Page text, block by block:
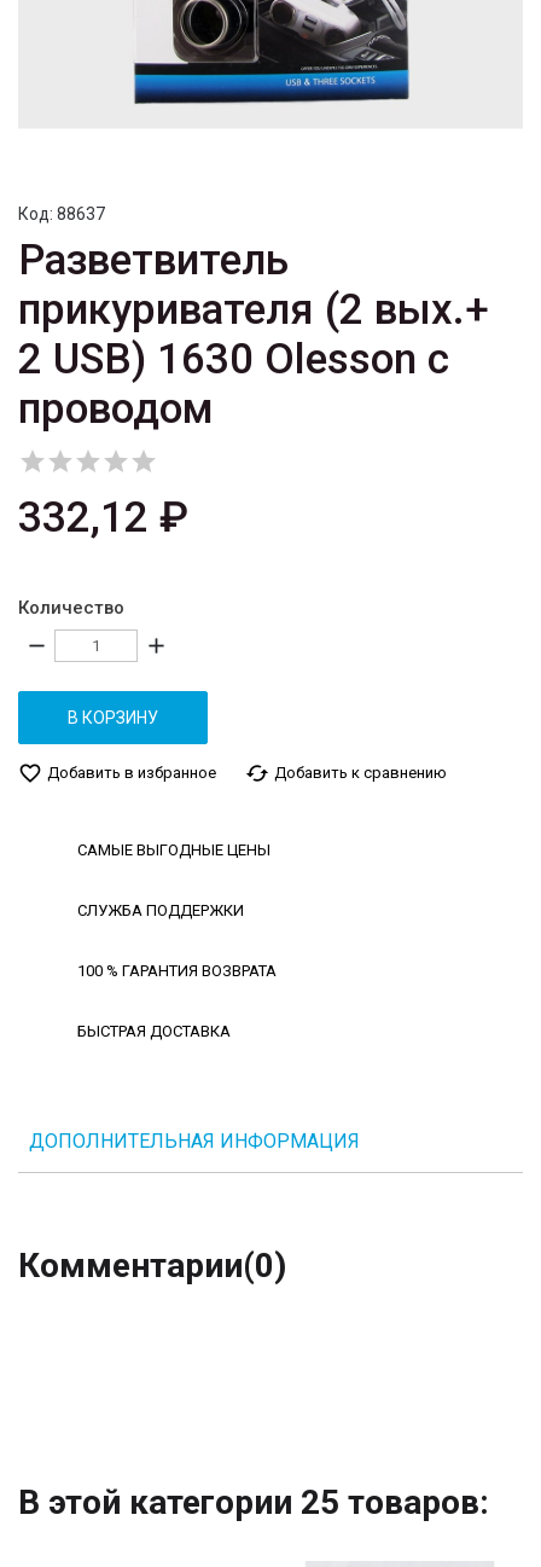
Код: 88637
Разветвитель
прикуривателя (2 вых.+
2 USB) 1630 Olesson с
проводом

332,12 ₽
Количество
remove add
В КОРЗИНУ
favorite_border Добавить в избранное cached Добавить к сравнению
САМЫЕ ВЫГОДНЫЕ ЦЕНЫ
СЛУЖБА ПОДДЕРЖКИ
100 % ГАРАНТИЯ ВОЗВРАТА
БЫСТРАЯ ДОСТАВКА
ДОПОЛНИТЕЛЬНАЯ ИНФОРМАЦИЯ
Комментарии(0)
В этой категории 25 товаров: